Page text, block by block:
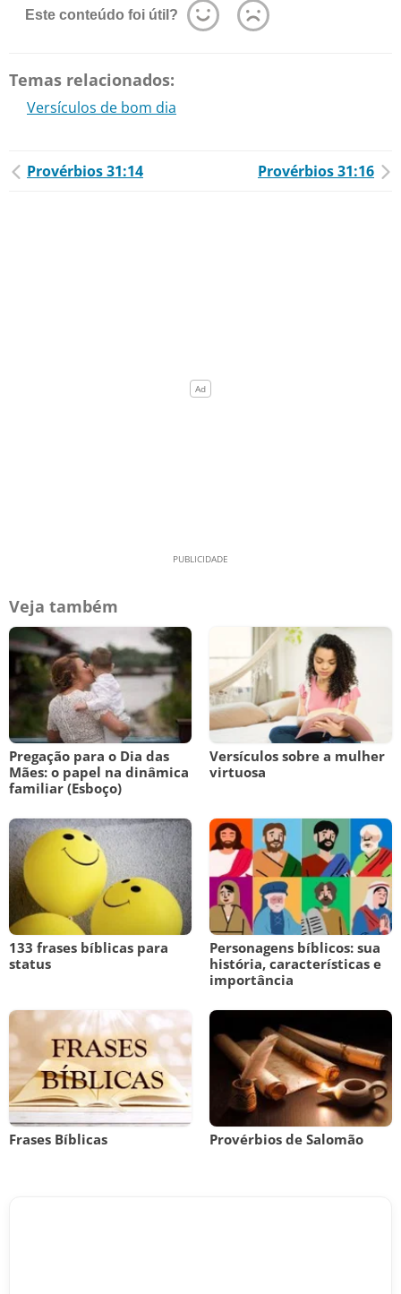
Este conteúdo foi útil?
Temas relacionados:
Versículos de bom dia
Provérbios 31:14 Provérbios 31:16
Veja também
Pregação para o Dia das
Mães: o papel na dinâmica
familiar (Esboço)
Versículos sobre a mulher
virtuosa
133 frases bíblicas para
status
Personagens bíblicos: sua
história, características e
importância
Frases Bíblicas Provérbios de Salomão